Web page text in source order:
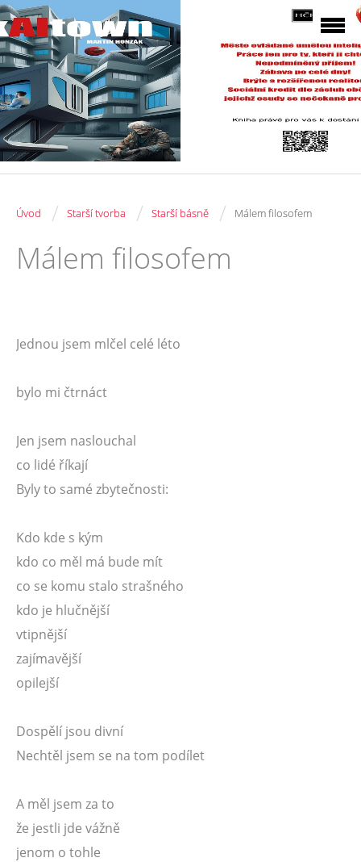
Úvod / Starší tvorba / Starší básně / Málem filosofem
Málem filosofem
Jednou jsem mlčel celé léto
bylo mi čtrnáct
Jen jsem naslouchal
co lidé říkají
Byly to samé zbytečnosti:
Kdo kde s kým
kdo co měl má bude mít
co se komu stalo strašného
kdo je hlučnější
vtipnější
zajímavější
opilejší
Dospělí jsou divní
Nechtěl jsem se na tom podílet
A měl jsem za to
že jestli jde vážně
jenom o tohle